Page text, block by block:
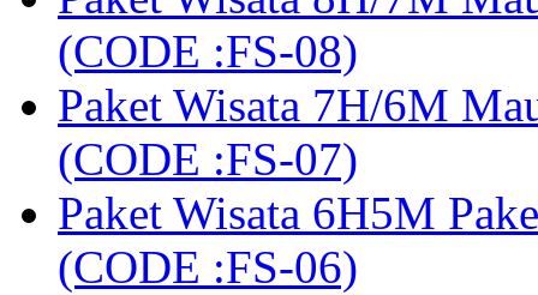
(CODE :FS-08)
Paket Wisata 7H/6M
(CODE :FS-07)
Paket Wisata 6H5M
(CODE :FS-06)